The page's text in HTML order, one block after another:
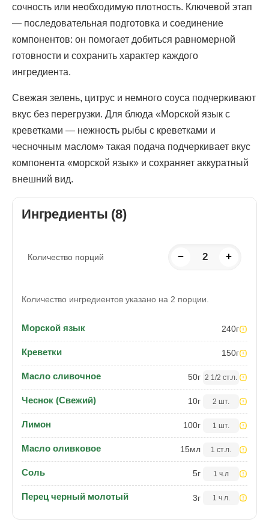
сочность или необходимую плотность. Ключевой этап
— последовательная подготовка и соединение
компонентов: он помогает добиться равномерной
готовности и сохранить характер каждого
ингредиента.
Свежая зелень, цитрус и немного соуса подчеркивают
вкус без перегрузки. Для блюда «Морской язык с
креветками — нежность рыбы с креветками и
чесночным маслом» такая подача подчеркивает вкус
компонента «морской язык» и сохраняет аккуратный
внешний вид.
Ингредиенты (8)
Количество порций − 2 +
Количество ингредиентов указано на 2 порции.
Морской язык 240г
Креветки 150г
Масло сливочное 50г 2 1/2 ст.л.
Чеснок (Свежий) 10г 2 шт.
Лимон 100г 1 шт.
Масло оливковое 15мл 1 ст.л.
Соль 5г 1 ч.л
Перец черный молотый 3г 1 ч.л.